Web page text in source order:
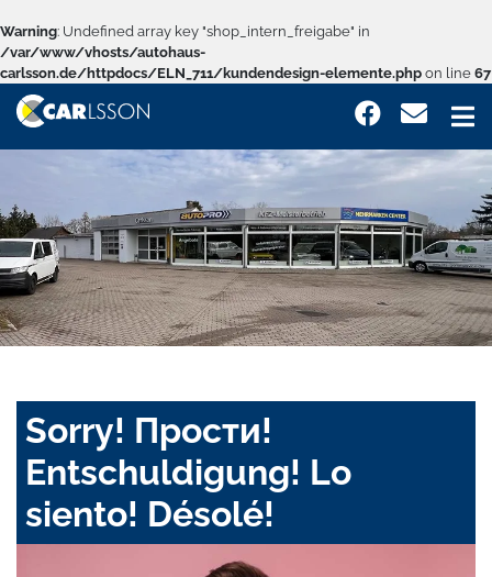
Warning: Undefined array key "shop_intern_freigabe" in
/var/www/vhosts/autohaus-
carlsson.de/httpdocs/ELN_711/kundendesign-elemente.php on line 67
Sorry! Прости!
Entschuldigung! Lo
siento! Désolé!